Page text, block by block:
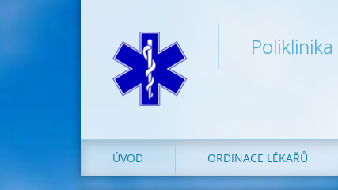
ÚVOD ORDINACE LÉKAŘŮ